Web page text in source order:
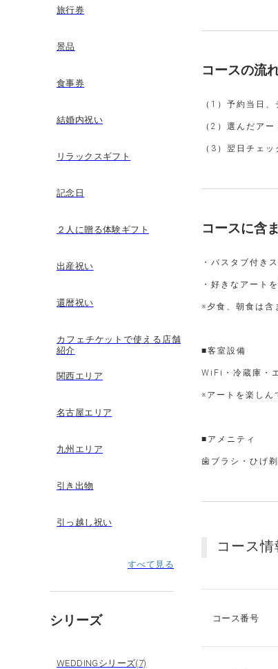
旅行券
景品
食事券
結婚内祝い
リラックスギフト
記念日
２人に贈る体験ギフト
出産祝い
還暦祝い
カフェチケットで使える店舗
紹介
関西エリア
名古屋エリア
九州エリア
引き出物
引っ越し祝い
すべて見る
シリーズ
WEDDINGシリーズ(7)
コースの流
（1）予約当日
（2）選んだア
（3）翌日チェ
コースに含
・バスタブ付き
・好きなアート
※夕食、朝食は含
■客室設備
WiFi・冷蔵庫・
※アートを楽しん
■アメニティ
歯ブラシ・ひげ
コース情
コース番号